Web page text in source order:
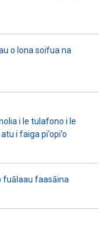
o lona soifua na
i le tulafono i le
i faiga pi’opi’o
fuālaau faasāina